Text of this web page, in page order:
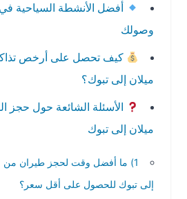
أفضل الأنشطة السياحية في تبوك
وصولك
كيف تحصل على أرخص تذاكر
ميلان إلى تبوك؟
الأسئلة الشائعة حول حجز
ميلان إلى تبوك
1) ما أفضل وقت لحجز طيران من ميلان
إلى تبوك للحصول على أقل سعر؟